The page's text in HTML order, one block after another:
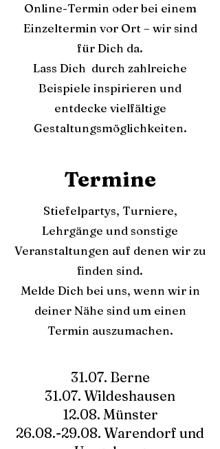
Online-Termin oder bei einem
Einzeltermin vor Ort – wir sind
für Dich da.
Lass Dich durch zahlreiche
Beispiele inspirieren und
entdecke vielfältige
Gestaltungsmöglichkeiten.
Termine
Stiefelpartys, Turniere,
Lehrgänge und sonstige
Veranstaltungen auf denen wir zu
finden sind.
Melde Dich bei uns, wenn wir in
deiner Nähe sind um einen
Termin auszumachen.
31.07. Berne
31.07. Wildeshausen
12.08. Münster
26.08.-29.08. Warendorf und